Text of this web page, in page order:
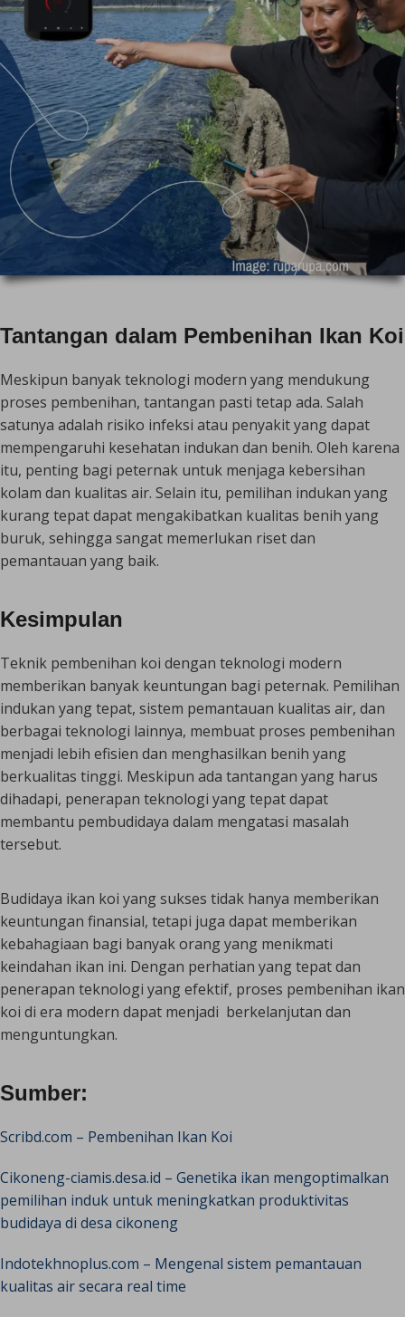
Tantangan dalam Pembenihan Ikan Koi
Meskipun banyak teknologi modern yang mendukung
proses pembenihan, tantangan pasti tetap ada. Salah
satunya adalah risiko infeksi atau penyakit yang dapat
mempengaruhi kesehatan indukan dan benih. Oleh karena
itu, penting bagi peternak untuk menjaga kebersihan
kolam dan kualitas air. Selain itu, pemilihan indukan yang
kurang tepat dapat mengakibatkan kualitas benih yang
buruk, sehingga sangat memerlukan riset dan
pemantauan yang baik.
Kesimpulan
Teknik pembenihan koi dengan teknologi modern
memberikan banyak keuntungan bagi peternak. Pemilihan
indukan yang tepat, sistem pemantauan kualitas air, dan
berbagai teknologi lainnya, membuat proses pembenihan
menjadi lebih efisien dan menghasilkan benih yang
berkualitas tinggi. Meskipun ada tantangan yang harus
dihadapi, penerapan teknologi yang tepat dapat
membantu pembudidaya dalam mengatasi masalah
tersebut.
Budidaya ikan koi yang sukses tidak hanya memberikan
keuntungan finansial, tetapi juga dapat memberikan
kebahagiaan bagi banyak orang yang menikmati
keindahan ikan ini. Dengan perhatian yang tepat dan
penerapan teknologi yang efektif, proses pembenihan ikan
koi di era modern dapat menjadi berkelanjutan dan
menguntungkan.
Sumber:
Scribd.com – Pembenihan Ikan Koi
Cikoneng-ciamis.desa.id – Genetika ikan mengoptimalkan
pemilihan induk untuk meningkatkan produktivitas
budidaya di desa cikoneng
Indotekhnoplus.com – Mengenal sistem pemantauan
kualitas air secara real time